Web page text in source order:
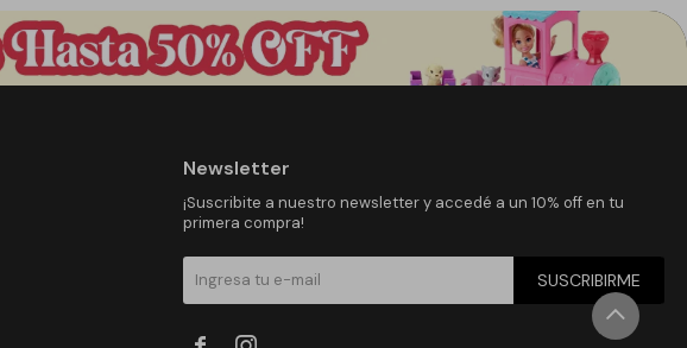
Newsletter
¡Suscribite a nuestro newsletter y accedé a un 10% off en tu
primera compra!
SUSCRIBIRME